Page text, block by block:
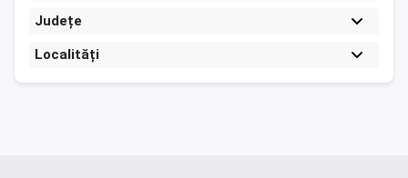
Județe
Localități